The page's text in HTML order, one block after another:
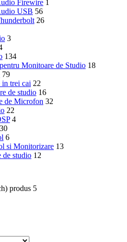
Firewire 1
USB 56
26
3
134
Monitoare de Studio 18
79
trei cai 22
de studio 16
de Microfon 32
22
4
30
6
si Monitorizare 13
de studio 12
produs 5